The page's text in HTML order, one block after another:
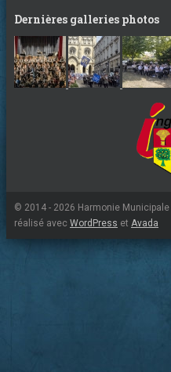
Dernières galleries photos
© 2014 - 2026 Harmonie
réalisé avec WordPress et Avada